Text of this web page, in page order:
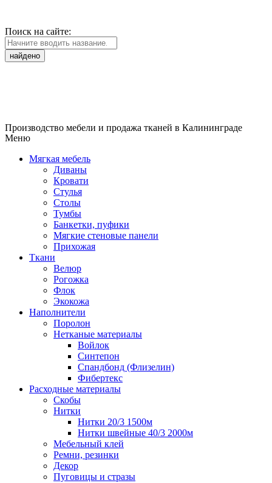
Поиск на сайте:
найдено
Производство мебели и продажа тканей в Калининграде
Меню
Мягкая мебель
Диваны
Кровати
Стулья
Столы
Тумбы
Банкетки, пуфики
Мягкие стеновые панели
Прихожая
Ткани
Велюр
Рогожка
Флок
Экокожа
Наполнители
Поролон
Нетканые материалы
Войлок
Синтепон
Спандбонд (Флизелин)
Фибертекс
Расходные материалы
Скобы
Нитки
Нитки 20/3 1500м
Нитки швейные 40/3 2000м
Мебельный клей
Ремни, резинки
Декор
Пуговицы и стразы